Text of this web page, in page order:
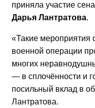
приняла участие
Дарья Лантратова.
«Такие мероприятия
военной операции
многих
— в сплочённости и
посильный вклад в
Лантратова.